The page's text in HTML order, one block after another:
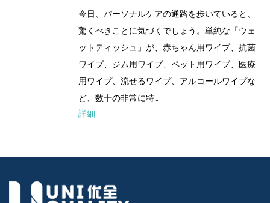
今日、パーソナルケアの通路を歩いていると、
驚くべきことに気づくでしょう。単純な「ウェ
ットティッシュ」が、赤ちゃん用ワイプ、抗菌
ワイプ、ジム用ワイプ、ペット用ワイプ、医療
用ワイプ、流せるワイプ、アルコールワイプな
ど、数十の非常に特...
詳細